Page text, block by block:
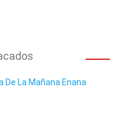
De La Mañana Enana